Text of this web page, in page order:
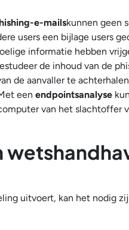
e-mailskunnen geen
users een bijlage users
informatie hebben
de inhoud van de
de aanvaller te
een endpointsanalyse
van het slachtoffer
uitvoert, kan het nodig